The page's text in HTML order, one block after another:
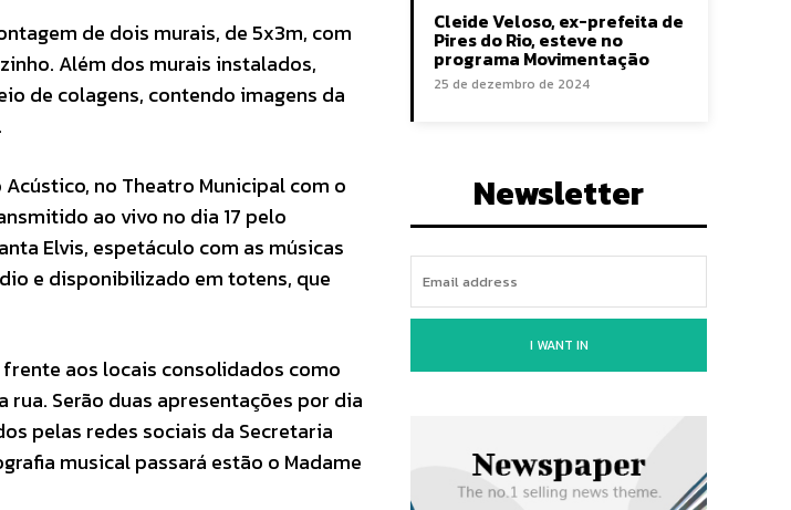
de dois murais, de 5x3m, com
Além dos murais instalados,
de colagens, contendo imagens da
no Theatro Municipal com o
ao vivo no dia 17 pelo
Elvis, espetáculo com as músicas
e disponibilizado em totens, que
frente aos locais consolidados como
Serão duas apresentações por dia
pelas redes sociais da Secretaria
musical passará estão o Madame
Cleide Veloso, ex-prefeita de
Pires do Rio, esteve no
programa Movimentação
25 de dezembro de 2024
Newsletter
I WANT IN